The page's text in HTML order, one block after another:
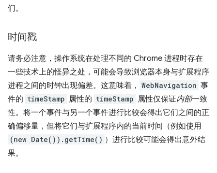
们。
时间戳
请务必注意，操作系统在处理不同的 Chrome 进程时存在
一些技术上的怪异之处，可能会导致浏览器本身与扩展程序
进程之间的时钟出现偏差。这意味着， WebNavigation 事
件的 timeStamp 属性的 timeStamp 属性仅保证内部一致
性。将一个事件与另一个事件进行比较会得出它们之间的正
确偏移量，但将它们与扩展程序内的当前时间（例如使用
(new Date()).getTime() ）进行比较可能会得出意外结
果。